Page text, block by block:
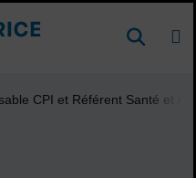
DE
CPI et Référent Santé et